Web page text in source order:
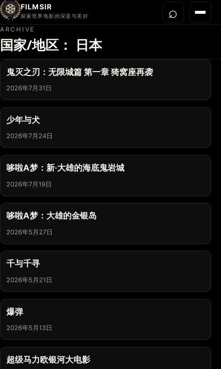
FILMSIR
探索世界电影的深度与美好 菜单
首页
今晚看什么
世界电影节
导演宇宙
影片库
关于我们
⌕打开
ARCHIVE
国家/地区： 日本
鬼灭之刃：无限城篇 第一章 猗窝座再袭
2026年7月31日
少年与犬
2026年7月24日
哆啦A梦：新·大雄的海底鬼岩城
2026年7月19日
哆啦A梦：大雄的金银岛
2026年5月27日
千与千寻
2026年5月21日
爆弹
2026年5月13日
超级马力欧银河大电影